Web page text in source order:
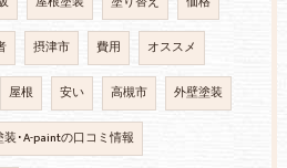
摂津市 費用 オススメ
屋根 安い 高槻市 外壁塗装
･A-paintの口コミ情報